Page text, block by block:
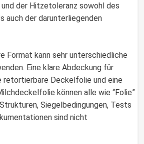
und der Hitzetoleranz sowohl des
auch der darunterliegenden
Format kann sehr unterschiedliche
Eine klare Abdeckung für
retortierbare Deckelfolie und eine
können alle wie “Folie”
Siegelbedingungen, Tests
sind nicht